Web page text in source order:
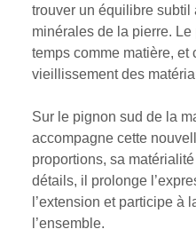
trouver un équilibre subtil
minérales de la pierre.
temps comme matière, et
vieillissement des
Sur le pignon sud de la
accompagne cette
proportions, sa
détails, il prolonge
l’extension et participe à
l’ensemble.